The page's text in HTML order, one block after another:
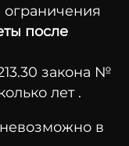
после
закона №
лет .
в